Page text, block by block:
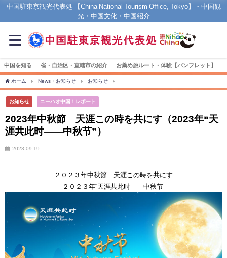
中国駐東京観光代表処 【China National Tourism Office, Tokyo】・中国観
光・中国文化・中国紹介
中国を知る 省・自治区・直轄市の紹介 お薦め旅ルート・体験【パンフレット】
ホーム News・お知らせ お知らせ
お知らせ ニーハオ中国！レポート
2023年中秋節 天涯この時を共にす（2023年“天
涯共此时——中秋节”）
2023-09-19
２０２３年中秋節 天涯この時を共にす
２０２３年“天涯共此时——中秋节”